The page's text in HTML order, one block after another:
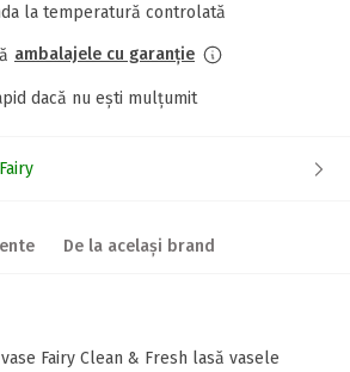
la temperatură controlată
ambalajele cu garanție
dacă nu ești mulțumit
Fairy
De la același brand
Fairy Clean & Fresh lasă vasele